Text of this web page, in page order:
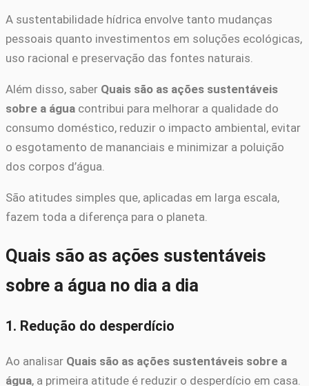
A sustentabilidade hídrica envolve tanto mudanças
pessoais quanto investimentos em soluções ecológicas,
uso racional e preservação das fontes naturais.
Além disso, saber Quais são as ações sustentáveis
sobre a água contribui para melhorar a qualidade do
consumo doméstico, reduzir o impacto ambiental, evitar
o esgotamento de mananciais e minimizar a poluição
dos corpos d’água.
São atitudes simples que, aplicadas em larga escala,
fazem toda a diferença para o planeta.
Quais são as ações sustentáveis
sobre a água no dia a dia
1. Redução do desperdício
Ao analisar Quais são as ações sustentáveis sobre a
água, a primeira atitude é reduzir o desperdício em casa.